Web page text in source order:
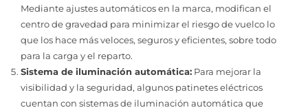
Mediante ajustes automáticos en la marca, modifican el
centro de gravedad para minimizar el riesgo de vuelco lo
que los hace más veloces, seguros y eficientes, sobre todo
para la carga y el reparto.
Sistema de iluminación automática: Para mejorar la
visibilidad y la seguridad, algunos patinetes eléctricos
cuentan con sistemas de iluminación automática que